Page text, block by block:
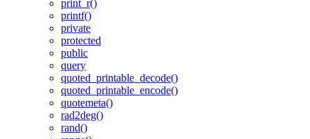
print_r()
printf()
private
protected
public
query
quoted_printable_decode()
quoted_printable_encode()
quotemeta()
rad2deg()
rand()